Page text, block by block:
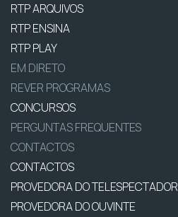
RTP ARQUIVOS
RTP ENSINA
RTP PLAY
EM DIRETO
REVER PROGRAMAS
CONCURSOS
PERGUNTAS FREQUENTES
CONTACTOS
CONTACTOS
PROVEDORA DO TELESPECTADOR
PROVEDORA DO OUVINTE